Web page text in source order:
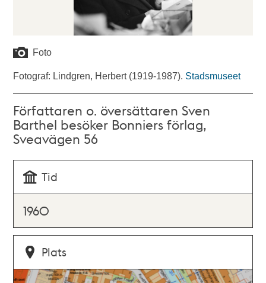
Foto
Fotograf: Lindgren, Herbert (1919-1987). Stadsmuseet
Författaren o. översättaren Sven
Barthel besöker Bonniers förlag,
Sveavägen 56
Tid
1960
Plats